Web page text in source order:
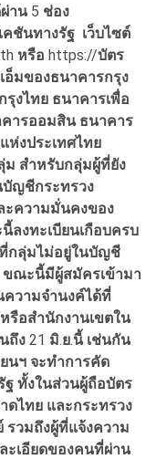
าน5 ช่อง
คชันทางรัฐ เว็บไซต์
หรือ https://บัตร
เอ็มของธนาคารกรุง
รุงไทย ธนาคารเพื่อ
ารออมสิน ธนาคาร
ห่งประเทศไทย
ม สำหรับกลุ่มผู้ที่ยัง
ญชีกระทรวง
ะความมั่นคงของ
ลงทะเบียนเกือบครบ
กลุ่มไม่อยู่ในบัญชี
ขณะนี้มีผู้สมัครเข้ามา
ความจำนงค์ได้ที่
หรือสำนักงานเขตใน
ถึง 21 มิ.ย.นี้ เช่นกัน
นฯ จะทำการคัด
ฐ ทั้งในส่วนผู้ถือบัตร
ดไทย และกระทรวง
รวมถึงผู้ที่แจ้งความ
ะเอียดของคนที่ผ่าน